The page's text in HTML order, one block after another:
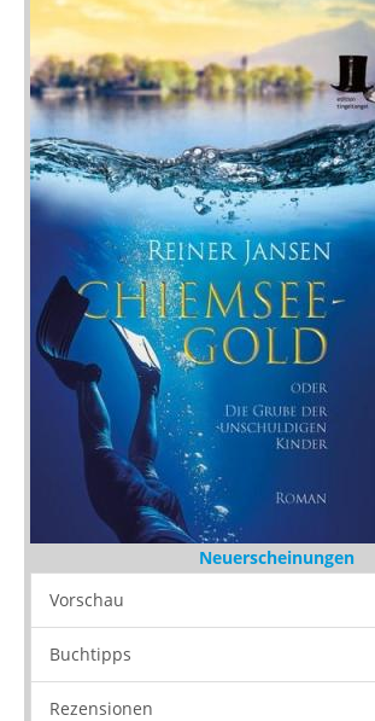
Neuerscheinungen
Vorschau
Buchtipps
Rezensionen